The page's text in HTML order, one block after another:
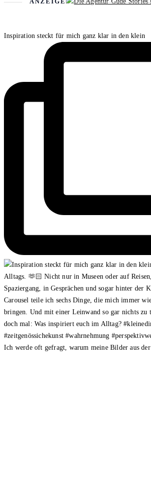
Inspiration steckt für mich ganz klar in den klein
Ich werde oft gefragt, warum meine Bilder aus der